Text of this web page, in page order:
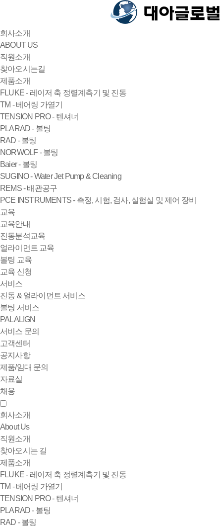
회사소개
ABOUT US
직원소개
찾아오시는길
제품소개
FLUKE - 레이저 축 정렬계측기 및 진동
TM - 베어링 가열기
TENSION PRO - 텐셔너
PLARAD - 볼팅
RAD - 볼팅
NORWOLF - 볼팅
Baier - 볼팅
SUGINO - Water Jet Pump & Cleaning
REMS - 배관공구
PCE INSTRUMENTS - 측정, 시험, 검사, 실험실 및 제어 장비
교육
교육안내
진동분석교육
얼라이먼트 교육
볼팅 교육
교육 신청
서비스
진동 & 얼라이먼트 서비스
볼팅 서비스
PALALIGN
서비스 문의
고객센터
공지사항
제품/임대 문의
자료실
채용
회사소개
About Us
직원소개
찾아오시는 길
제품소개
FLUKE - 레이저 축 정렬계측기 및 진동
TM - 베어링 가열기
TENSION PRO - 텐셔너
PLARAD - 볼팅
RAD - 볼팅